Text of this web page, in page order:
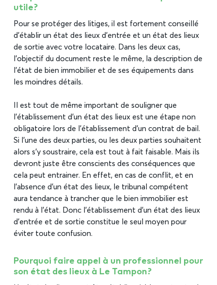
utile ?
Pour se protéger des litiges, il est fortement conseillé
d’établir un état des lieux d’entrée et un état des lieux
de sortie avec votre locataire. Dans les deux cas,
l’objectif du document reste le même, la description de
l’état de bien immobilier et de ses équipements dans
les moindres détails.
Il est tout de même important de souligner que
l’établissement d’un état des lieux est une étape non
obligatoire lors de l’établissement d’un contrat de bail.
Si l’une des deux parties, ou les deux parties souhaitent
alors s’y soustraire, cela est tout à fait faisable. Mais ils
devront juste être conscients des conséquences que
cela peut entrainer. En effet, en cas de conflit, et en
l’absence d’un état des lieux, le tribunal compétent
aura tendance à trancher que le bien immobilier est
rendu à l’état. Donc l’établissement d’un état des lieux
d’entrée et de sortie constitue le seul moyen pour
éviter toute confusion.
Pourquoi faire appel à un professionnel pour
son état des lieux à Le Tampon ?